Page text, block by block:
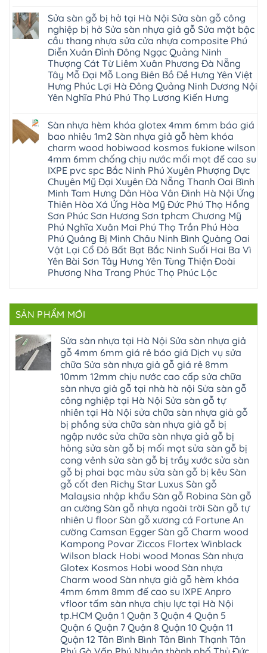
Ninh
hưng
yên
Lâm
Thao
Tam
Nông
hải
phòng
Thanh
Thủy
Tân
Bắc
Ninh
Gia
Lâm
Hà
Nam
Hà
Nội
Hưng
Yên
Đông
Anh
Nam
Định
Sóc
Sơn
Ninh
Bình
Thái
Bình
Vĩnh
Phúc
Tây
Hồ
Thanh
Hóa
Đống
Đa
Nghệ
An
thanh
oai
ứng
hòa
long
biên
sài
gòn
đông
anh
sóc
sơn
đà
nẵng
thanh
xuân
cầu
giấy
hoành
bồ
hạ
long
ninh
giang
hoàng
mai
quảng
ninh
tây
hồ
sơn
tây
thất
mê
linh
thanh
trì
bắc
ninh
quốc
đông
phòng
xuyên
đống
giang
Nội
Sửa
sàn
nhựa
giả
gỗ
Sửa
mặt
bậc
cầu
thang
nhựa
nhựa
composite
Phúc
Thọ
Phúc
Lộc
Hát
Môn
Sài
Gòn
Thạch
Thất
Hạ
Bằng
Tây
Phương
tphcm
Hòa
Lạc
Yên
Xuân
Đạo
Đà
Nẵng
Phú
Phú
Cát
Đức
Đồng
Dương
Đồng
Khánh
Phượng
Thuận
Tràng
Đổng
Phòng
Đông
Phúc
Thịnh
Thiên
Quảng
bình
luận
ở
Sửa
chữa
sàn
gỗ
tại
Hà
Nội
Sửa
sàn
nghiệp
tại
Hà
Nội
Sửa
sàn
nhựa
giả
gỗ
Sửa
mặt
bậc
cầu
thang
nhựa
sửa
cửa
nhựa
composite
Thanh
Nam
Phù
Hồi
Thanh
Liệt
Thượng
Phúc
Thường
Chương
Dương
Hồng
Xuyên
Phượng
Chuyên
Nẵng
Xuyên
Thanh
Minh
Hưng
Nghệ
Thiên
Sửa sàn gỗ bị hở tại Hà Nội Sửa sàn gỗ công
nghiệp bị hở Sửa sàn nhựa giả gỗ Sửa mặt bậc
cầu thang nhựa sửa cửa nhựa composite Phú
Diễn Xuân Đỉnh Đông Ngạc Quảng Ninh
Thượng Cát Từ Liêm Xuân Phương Đà Nẵng
Tây Mỗ Đại Mỗ Long Biên Bồ Đề Hưng Yên Việt
Hưng Phúc Lợi Hà Đông Quảng Ninh Dương Nội
Yên Nghĩa Phú Phú Thọ Lương Kiến Hưng
bình
luận
ở
Sửa
sàn
gỗ
bị
hở
tại
Hà
Nội
Sửa
sàn
gỗ
công
nghiệp
bị
hở
Sửa
sàn
Sửa
mặt
bậc
cầu
thang
nhựa
sửa
cửa
nhựa
composite
Xuân
Đông
Ngạc
Quảng
Thượng
Xuân
Phương
Nẵng
Long
Hưng
Hưng
Đông
Quảng
Dương
Sàn nhựa hèm khóa glotex 4mm 6mm báo giá
bao nhiêu 1m2 Sàn nhựa giả gỗ hèm khóa
charm wood hobiwood kosmos fukione wilson
4mm 6mm chống chịu nước mối mọt đế cao su
IXPE pvc spc Bắc Ninh Phú Xuyên Phượng Dực
Chuyên Mỹ Đại Xuyên Đà Nẵng Thanh Oai Bình
Minh Tam Hưng Dân Hòa Vân Đình Hà Nội Ứng
Thiên Hòa Xá Ứng Hòa Mỹ Đức Phú Thọ Hồng
Sơn Phúc Sơn Hương Sơn tphcm Chương Mỹ
Phú Nghĩa Xuân Mai Phú Thọ Trần Phú Hòa
Phú Quảng Bị Minh Châu Ninh Bình Quảng Oai
Vật Lại Cổ Đô Bất Bạt Bắc Ninh Suối Hai Ba Vì
Yên Bài Sơn Tây Hưng Yên Tùng Thiện Đoài
Phương Nha Trang Phúc Thọ Phúc Lộc
luận
ở
Sàn
hèm
khóa
glotex
4mm
6mm
nhiêu
nhựa
charm
wood
hobiwood
kosmos
fukione
wilson
4mm
6mm
chống
nước
Xuyên
Phượng
SẢN PHẨM MỚI
Sửa sàn nhựa tại Hà Nội Sửa sàn nhựa giả
gỗ 4mm 6mm giá rẻ báo giá Dịch vụ sửa
chữa Sửa sàn nhựa giả gỗ giá rẻ 8mm
10mm 12mm chịu nước cao cấp sửa chữa
sàn nhựa giả gỗ tại nhà hà nội Sửa sàn gỗ
công nghiệp tại Hà Nội Sửa sàn gỗ tự
nhiên tại Hà Nội sửa chữa sàn nhựa giả gỗ
bị phồng sửa chữa sàn nhựa giả gỗ bị
ngập nước sửa chữa sàn nhựa giả gỗ bị
hỏng sửa sàn gỗ bị mối mọt sửa sàn gỗ bị
cong vênh sửa sàn gỗ bị trầy xước sửa sàn
gỗ bị phai bạc màu sửa sàn gỗ bị kêu Sàn
gỗ cốt đen Richy Star Luxus Sàn gỗ
Malaysia nhập khẩu Sàn gỗ Robina Sàn gỗ
an cường Sàn gỗ nhựa ngoài trời Sàn gỗ tự
nhiên U floor Sàn gỗ xương cá Fortune An
cường Camsan Egger Sàn gỗ Charm wood
Kampong Povar Ziccos Flortex Winblack
Wilson black Hobi wood Monas Sàn nhựa
Glotex Kosmos Hobi wood Sàn nhựa
Charm wood Sàn nhựa giả gỗ hèm khóa
4mm 6mm 8mm đế cao su IXPE Anpro
vfloor tấm sàn nhựa chịu lực tại Hà Nội
tp.HCM Quận 1 Quận 3 Quận 4 Quận 5
Quận 6 Quận 7 Quận 8 Quận 10 Quận 11
Quận 12 Tân Bình Bình Tân Bình Thạnh Tân